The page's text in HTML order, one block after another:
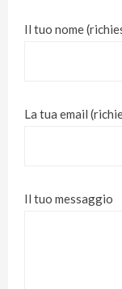
Il tuo nome
La tua email
Il tuo messaggio